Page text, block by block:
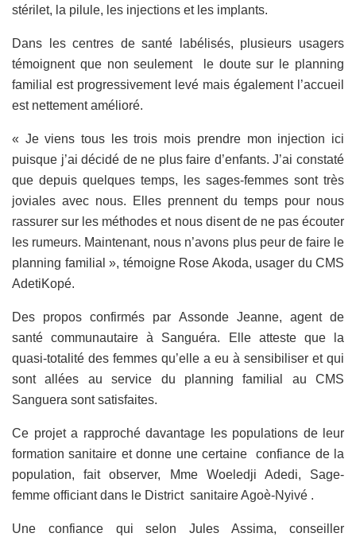
stérilet, la pilule, les injections et les implants.
Dans les centres de santé labélisés, plusieurs usagers
témoignent que non seulement le doute sur le planning
familial est progressivement levé mais également l’accueil
est nettement amélioré.
« Je viens tous les trois mois prendre mon injection ici
puisque j’ai décidé de ne plus faire d’enfants. J’ai constaté
que depuis quelques temps, les sages-femmes sont très
joviales avec nous. Elles prennent du temps pour nous
rassurer sur les méthodes et nous disent de ne pas écouter
les rumeurs. Maintenant, nous n’avons plus peur de faire le
planning familial », témoigne Rose Akoda, usager du CMS
AdetiKopé.
Des propos confirmés par Assonde Jeanne, agent de
santé communautaire à Sanguéra. Elle atteste que la
quasi-totalité des femmes qu’elle a eu à sensibiliser et qui
sont allées au service du planning familial au CMS
Sanguera sont satisfaites.
Ce projet a rapproché davantage les populations de leur
formation sanitaire et donne une certaine confiance de la
population, fait observer, Mme Woeledji Adedi, Sage-
femme officiant dans le District sanitaire Agoè-Nyivé .
Une confiance qui selon Jules Assima, conseiller